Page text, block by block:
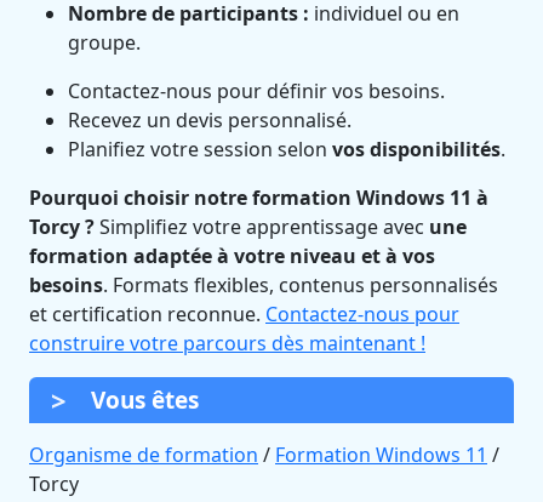
Nombre de participants : individuel ou en
groupe.
Contactez-nous pour définir vos besoins.
Recevez un devis personnalisé.
Planifiez votre session selon vos disponibilités.
Pourquoi choisir notre formation Windows 11 à
Torcy ?Simplifiez votre apprentissage avec une
formation adaptée à votre niveau et à vos
besoins. Formats flexibles, contenus personnalisés
et certification reconnue. Contactez-nous pour
construire votre parcours dès maintenant !
Vous êtes
Organisme de formation / Formation Windows 11 /
Torcy